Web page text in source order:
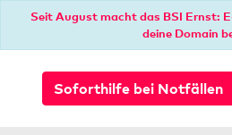
Seit August macht das BSI Ernst:
deine Domain
Soforthilfe bei Notfällen